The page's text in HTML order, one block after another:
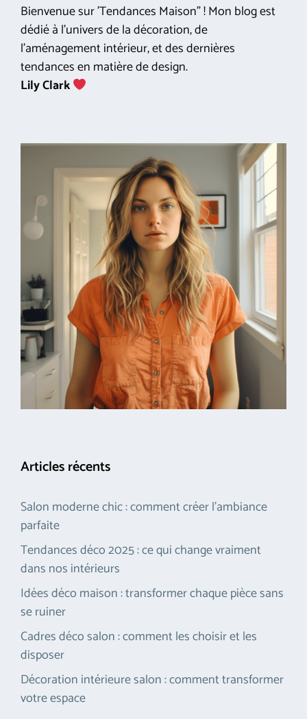
Bienvenue sur 'Tendances Maison" ! Mon blog est
dédié à l'univers de la décoration, de
l'aménagement intérieur, et des dernières
tendances en matière de design.
Lily Clark
Articles récents
Salon moderne chic : comment créer l’ambiance
parfaite
Tendances déco 2025 : ce qui change vraiment
dans nos intérieurs
Idées déco maison : transformer chaque pièce sans
se ruiner
Cadres déco salon : comment les choisir et les
disposer
Décoration intérieure salon : comment transformer
votre espace